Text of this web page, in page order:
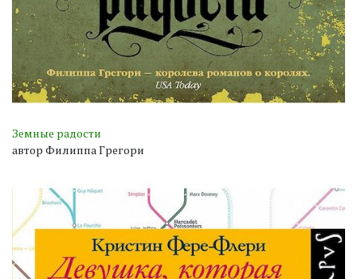
Земные радости
автор Филиппа Грегори